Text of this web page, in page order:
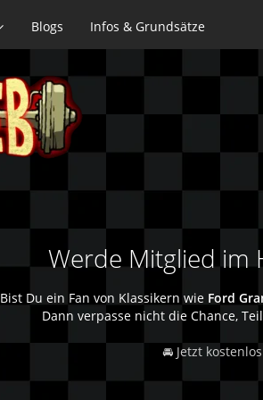
Blogs Infos & Grundsätze
Werde Mitglied im
Bist Du ein Fan von Klassikern wie Ford
Dann verpasse nicht die Chance,
🚘 Jetzt